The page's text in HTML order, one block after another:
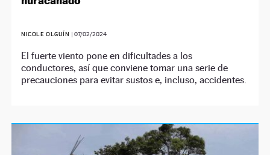
NICOLE OLGUÍN | 07/02/2024
El fuerte viento pone en dificultades a los
conductores, así que conviene tomar una serie de
precauciones para evitar sustos e, incluso, accidentes.